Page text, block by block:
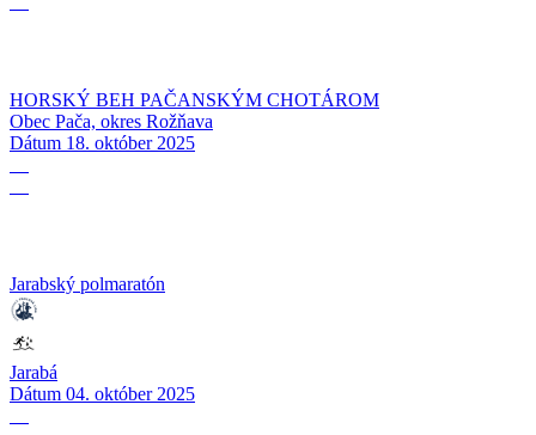
HORSKÝ BEH PAČANSKÝM CHOTÁROM
Obec Pača, okres Rožňava
Dátum 18. október 2025
Jarabský polmaratón
Jarabá
Dátum 04. október 2025